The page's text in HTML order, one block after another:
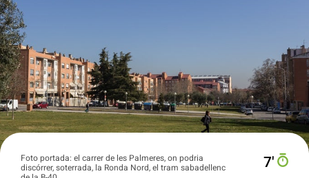
Foto portada: el carrer de les Palmeres, on podria
discórrer, soterrada, la Ronda Nord, el tram sabadellenc
7′